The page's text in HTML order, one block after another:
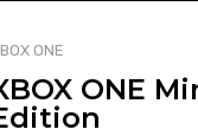
ONE
ONE